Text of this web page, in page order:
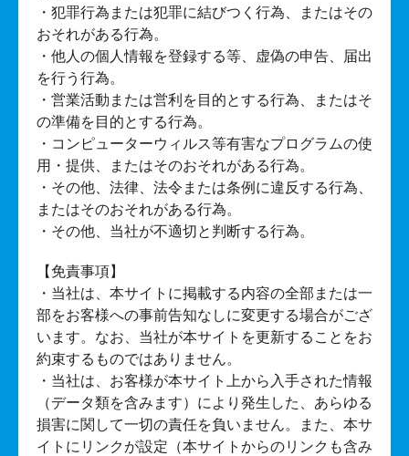
・犯罪行為または犯罪に結びつく行為、またはその
おそれがある行為。
・他人の個人情報を登録する等、虚偽の申告、届出
を行う行為。
・営業活動または営利を目的とする行為、またはそ
の準備を目的とする行為。
・コンピューターウィルス等有害なプログラムの使
用・提供、またはそのおそれがある行為。
・その他、法律、法令または条例に違反する行為、
またはそのおそれがある行為。
・その他、当社が不適切と判断する行為。
【免責事項】
・当社は、本サイトに掲載する内容の全部または一
部をお客様への事前告知なしに変更する場合がござ
います。なお、当社が本サイトを更新することをお
約束するものではありません。
・当社は、お客様が本サイト上から入手された情報
（データ類を含みます）により発生した、あらゆる
損害に関して一切の責任を負いません。また、本サ
イトにリンクが設定（本サイトからのリンクも含み